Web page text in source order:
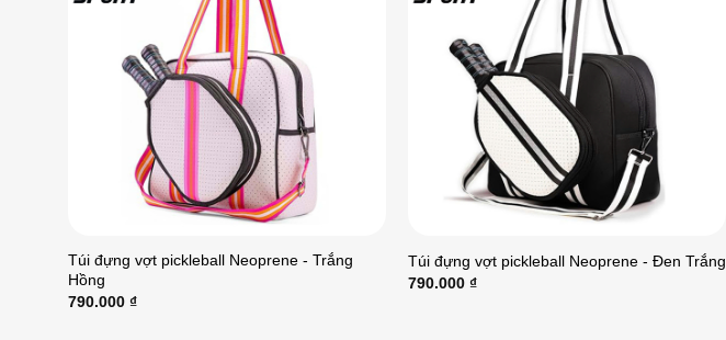
Túi đựng vợt pickleball Neoprene - Trắng
Hồng
790.000 ₫
Túi đựng vợt pickleball Neoprene - Đen Trắng
790.000 ₫